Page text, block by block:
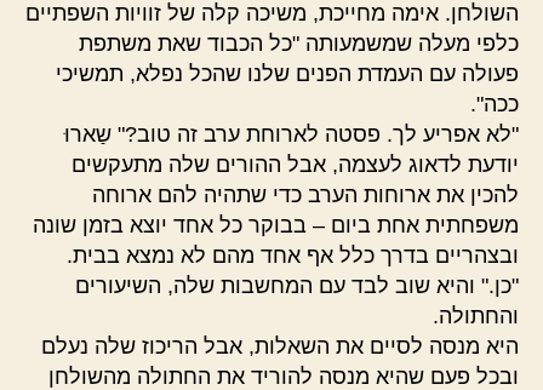
השולחן. אימה מחייכת, משיכה קלה של זוויות השפתיים
כלפי מעלה שמשמעותה "כל הכבוד שאת משתפת
פעולה עם העמדת הפנים שלנו שהכל נפלא, תמשיכי
ככה".
"לא אפריע לך. פסטה לארוחת ערב זה טוב?" שַארוּ
יודעת לדאוג לעצמה, אבל ההורים שלה מתעקשים
להכין את ארוחות הערב כדי שתהיה להם ארוחה
משפחתית אחת ביום – בבוקר כל אחד יוצא בזמן שונה
ובצהריים בדרך כלל אף אחד מהם לא נמצא בבית.
"כן." והיא שוב לבד עם המחשבות שלה, השיעורים
והחתולה.
היא מנסה לסיים את השאלות, אבל הריכוז שלה נעלם
ובכל פעם שהיא מנסה להוריד את החתולה מהשולחן